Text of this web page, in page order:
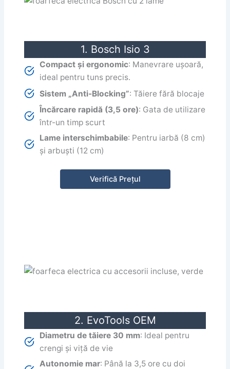
1. Bosch Isio 3
Compact și ergonomic: Manevrare ușoară,
ideal pentru tuns precis.
Sistem „Anti-Blocking”: Tăiere fără blocaje
Încărcare rapidă (3,5 ore): Gata de utilizare
într-un timp scurt
Lame interschimbabile: Pentru iarbă (8 cm)
și arbuști (12 cm)
Verifică Prețul
2. EvoTools OEM
Diametru de tăiere 30 mm: Ideal pentru
crengi și viță de vie
Autonomie mar: Până la 3,5 ore cu doi